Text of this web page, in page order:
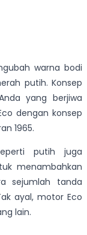
warna bodi
putih. Konsep
yang berjiwa
dengan konsep
1965.
putih juga
menambahkan
sejumlah tanda
ayal, motor Eco
lain.